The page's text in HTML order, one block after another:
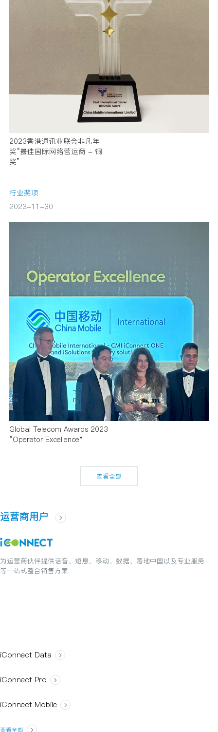
2023香港通讯业联会非凡年
奖“最佳国际网络营运商 - 铜
奖”
行业奖项
2023-11-30
Global Telecom Awards 2023
“Operator Excellence"
查看全部
运营商用户
为运营商伙伴提供话音、短息、移动、数据、落地中国以及专业服务
等一站式整合销售方案
iConnect Data
iConnect Pro
iConnect Mobile
查看全部